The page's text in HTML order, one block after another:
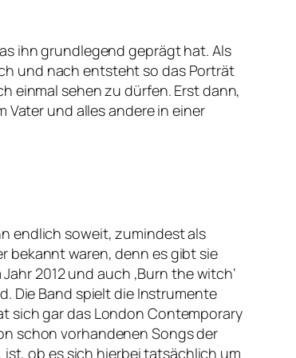
ihn grundlegend geprägt hat. Als
und nach entsteht so das Porträt
einmal sehen zu dürfen. Erst dann,
und alles andere in einer
endlich soweit, zumindest als
bekannt waren, denn es gibt sie
2012 und auch ‚Burn the witch‘
Die Band spielt die Instrumente
sich gar das London Contemporary
schon vorhandenen Songs der
ist, ob es sich hierbei tatsächlich um